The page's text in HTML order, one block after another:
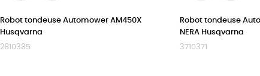
Robot tondeuse Automower AM450X
Husqvarna
2810385
Robot tondeuse
NERA Husqvarna
3710371